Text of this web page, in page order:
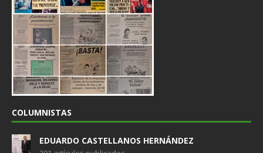
COLUMNISTAS
EDUARDO CASTELLANOS HERNÁNDEZ